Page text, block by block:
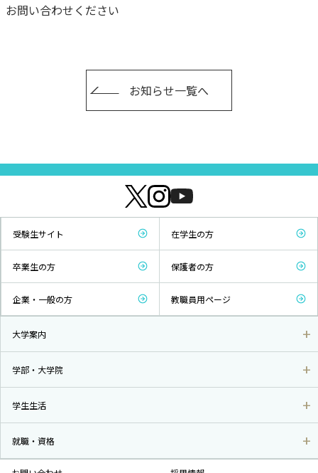
お問い合わせください
お知らせ一覧へ
受験生サイト 在学生の方
卒業生の方 保護者の方
企業・一般の方 教職員用ページ
大学案内
学部・大学院
学生生活
就職・資格